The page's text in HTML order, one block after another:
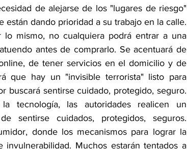
de alejarse de los "lugares de riesgo"
están dando prioridad a su trabajo en la calle.
mismo, no cualquiera podrá entrar a una
antes de comprarlo. Se acentuará de
de tener servicios en el domicilio y de
que hay un "invisible terrorista" listo para
buscará sentirse cuidado, protegido, seguro.
tecnología, las autoridades realicen un
sentirse cuidados, protegidos, seguros.
donde los mecanismos para lograr la
Muchos estarán tentados a